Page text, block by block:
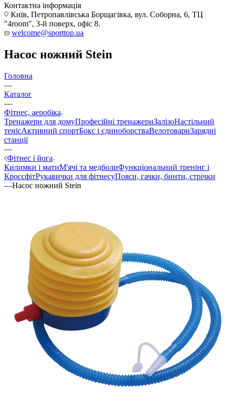
Контактна інформація
Київ, Петропавлівська Борщагівка, вул. Соборна, 6, ТЦ
"4room", 3-й поверх, офіс 8.
welcome@sporttop.ua
Насос ножний Stein
Головна
—
Каталог
—
Фітнес, аеробіка
Тренажери для домуПрофесійні тренажериЗалізоНастільний
тенісАктивний спортБокс і єдиноборстваВелотовариЗарядні
станції
—
Фітнес і йога
Килимки і матиМ'ячі та медболиФункціональний тренінг і
КроссфітРукавички для фітнесуПояси, гачки, бинти, стрічки
—Насос ножний Stein